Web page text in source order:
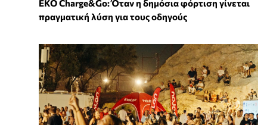
EKO Charge&Go: Όταν η δημόσια φόρτιση γίνεται
πραγματική λύση για τους οδηγούς